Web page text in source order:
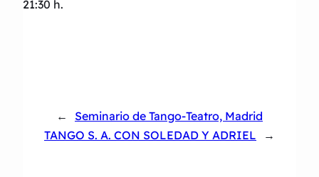
21:30 h.
←
Seminario de Tango-Teatro, Madrid
TANGO S. A. CON SOLEDAD Y ADRIEL
→